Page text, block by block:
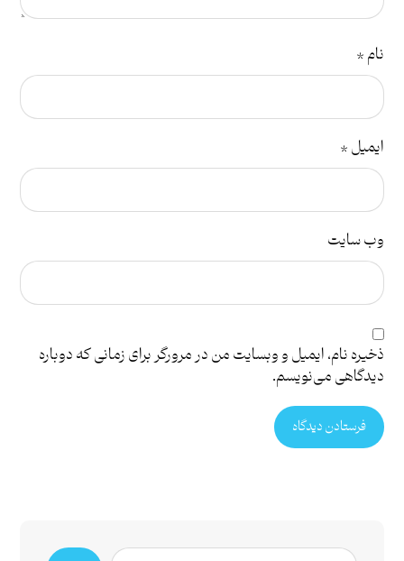
نام*
ایمیل*
وب‌ سایت
ذخیره نام، ایمیل و وبسایت من در مرورگر برای زمانی که دوباره
دیدگاهی می‌نویسم.
فرستادن دیدگاه